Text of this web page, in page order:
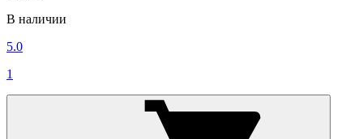
В наличии
5.0
1